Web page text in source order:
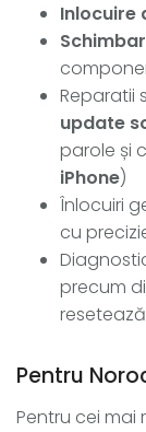
Inlocuire
Reparatii
update
parole și
iPhone)
Înlocuiri
cu
precum
resetează
Pentru
Pentru cei mai